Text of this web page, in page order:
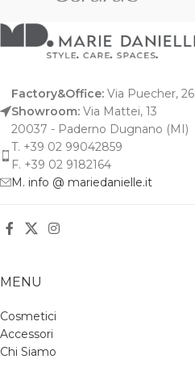
Factory&Office: Via Puecher, 26
Showroom: Via Mattei, 13
20037 - Paderno Dugnano (MI)
T. +39 02 99042859
F. +39 02 9182164
M. info @ mariedanielle.it
MENU
Cosmetici
Accessori
Chi Siamo